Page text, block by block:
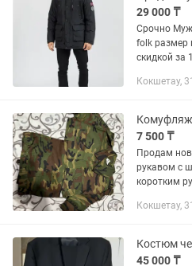
29 000 ₸
Срочно
folk размер
скидкой за
за
Кокшетау,
Комуфляж
7 500 ₸
Продам
рукавом с
коротким
Кокшетау,
Костюм
45 000 ₸